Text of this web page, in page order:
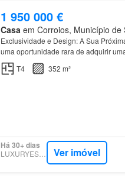
1 950 000 €
Casa em Corroios, Município de
Exclusividade e Design: A Sua
uma oportunidade rara de adquirir
contemporânea, situada na
T4 352 m²
Há 30+ dias
LUXURYESTATE Ver imóvel